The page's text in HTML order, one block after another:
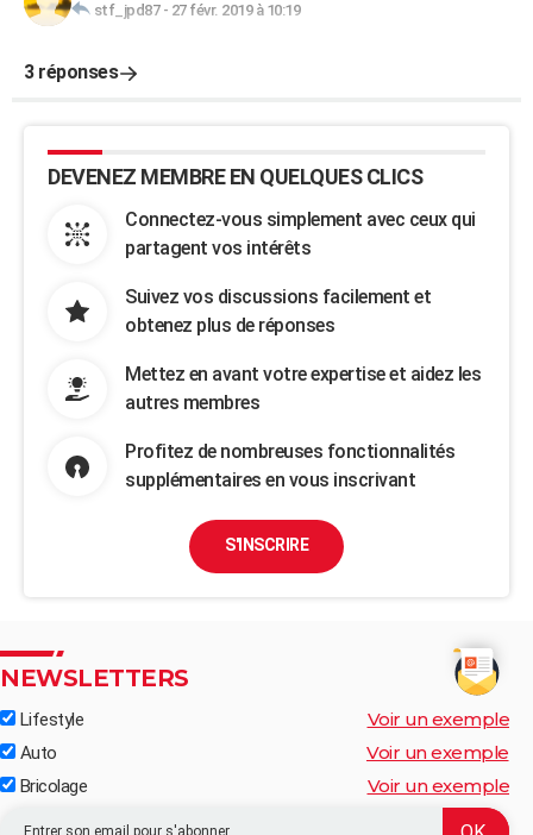
stf_jpd87- 27 févr. 2019 à 10:19
3 réponses
DEVENEZ MEMBRE EN QUELQUES CLICS
Connectez-vous simplement avec ceux qui
partagent vos intérêts
Suivez vos discussions facilement et
obtenez plus de réponses
Mettez en avant votre expertise et aidez les
autres membres
Profitez de nombreuses fonctionnalités
supplémentaires en vous inscrivant
S'INSCRIRE
NEWSLETTERS
Lifestyle Voir un exemple
Auto Voir un exemple
Bricolage Voir un exemple